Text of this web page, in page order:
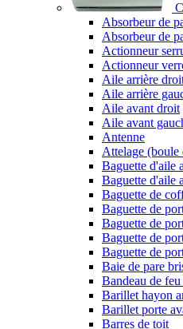
Absorbeur de
Absorbeur de
Actionneur
Actionneur
Aile arrière
Aile arrière
Aile avant droit
Aile avant
Antenne
Attelage (boule
Baguette d'aile
Baguette d'aile
Baguette de
Baguette de
Baguette de
Baguette de
Baguette de
Baie de pare
Bandeau de
Barillet hayon
Barillet porte
Barres de toit